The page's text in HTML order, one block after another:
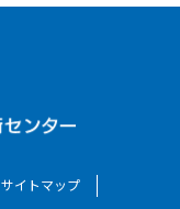
サイトマップ